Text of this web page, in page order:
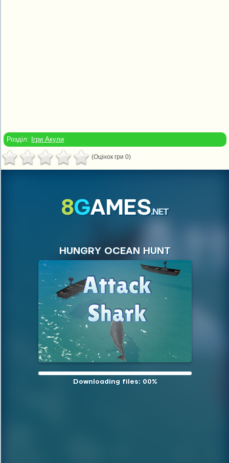
Розділ: Ігри Акули
(Оцінок гри 0)